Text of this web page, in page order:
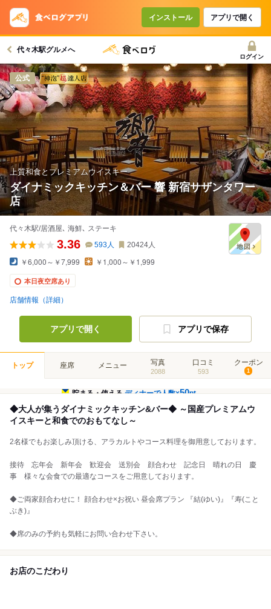
インストール アプリで開く
代々木駅グルメへ
ログイン
公式
上質和食とプレミアムウイスキー
ダイナミックキッチン＆バー 響 新宿サザンタワー
店
代々木駅/居酒屋､ 海鮮､ ステーキ
3.36 593人 20424人
￥6,000～￥7,999 ￥1,000～￥1,999
本日夜空席あり
店舗情報（詳細）
アプリで開く アプリで保存
トップ 座席 メニュー 写真
2088
口コミ
593
クーポン
1
貯まる・使えるディナーで人数×50pt
◆大人が集うダイナミックキッチン&バー◆ ～国産プレミアムウ
イスキーと和食でのおもてなし～
2名様でもお楽しみ頂ける、アラカルトやコース料理を御用意しております。
接待 忘年会 新年会 歓迎会 送別会 顔合わせ 記念日 晴れの日 慶
事 様々な会食での最適なコースをご用意しております。
◆ご両家顔合わせに！ 顔合わせ×お祝い 昼会席プラン 『結(ゆい)』『寿(こと
ぶき)』
◆席のみの予約も気軽にお問い合わせ下さい。
お店のこだわり
コースで使えるクーポン
戻る
クーポンを利用せず予約する